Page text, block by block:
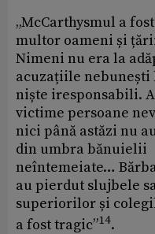
„McCarthysmul a
multor oameni și
Nimeni nu era la
acuzațiile nebunești
niște iresponsabili.
victime persoane
nici până astăzi nu
din umbra bănuielii
neîntemeiate…
au pierdut slujbele
superiorilor și
a fost tragic”14.